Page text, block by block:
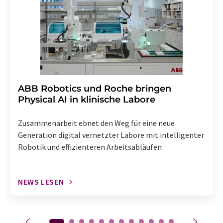
Abbestellung des entsprechenden Newsletters
enthalten.
​​​​​​​ABB Robotics und Roche bringen
Physical AI in klinische Labore
Zusammenarbeit ebnet den Weg für eine neue
Generation digital vernetzter Labore mit intelligenter
Robotik und effizienteren Arbeitsabläufen
NEWS LESEN